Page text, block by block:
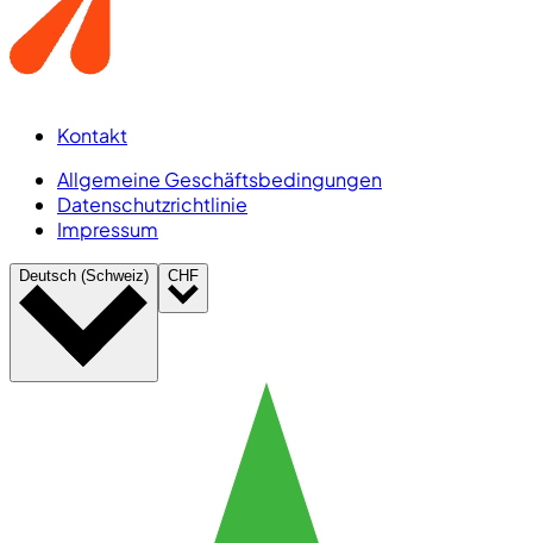
Kontakt
Allgemeine Geschäftsbedingungen
Datenschutzrichtlinie
Impressum
Deutsch (Schweiz) CHF